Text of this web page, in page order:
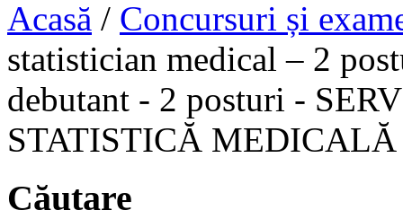
Acasă / Concursuri și
statistician medical – 2
debutant - 2 posturi -
STATISTICĂ MEDICALĂ
Căutare